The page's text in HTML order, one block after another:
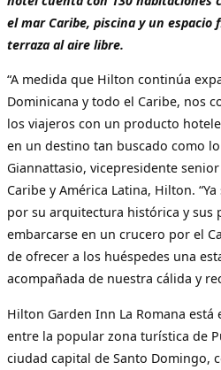
el mar Caribe, piscina y un
terraza al aire libre.
“A medida que Hilton continúa
Dominicana y todo el Caribe, nos
los viajeros con un producto
en un destino tan buscado como lo
Giannattasio, vicepresidente
Caribe y América Latina, Hilton.
por su arquitectura histórica y sus
embarcarse en un crucero por el
de ofrecer a los huéspedes una
acompañada de nuestra cálida y
Hilton Garden Inn La Romana
entre la popular zona turística de
ciudad capital de Santo Domingo,